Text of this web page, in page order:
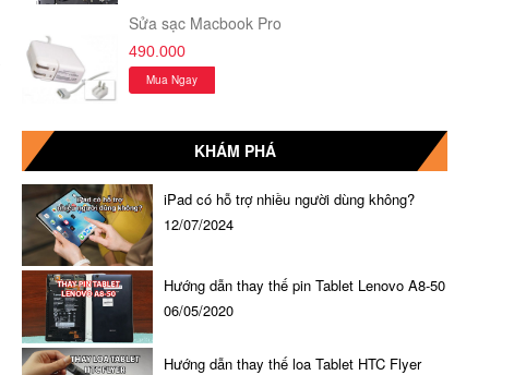
Sửa sạc Macbook Pro
490.000
Mua Ngay
KHÁM PHÁ
iPad có hỗ trợ nhiều người dùng không?
12/07/2024
Hướng dẫn thay thế pin Tablet Lenovo A8-50
06/05/2020
Hướng dẫn thay thế loa Tablet HTC Flyer